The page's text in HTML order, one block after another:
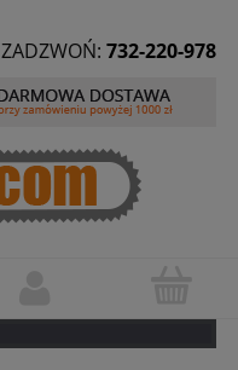
ZADZWOŃ: 732-220-978